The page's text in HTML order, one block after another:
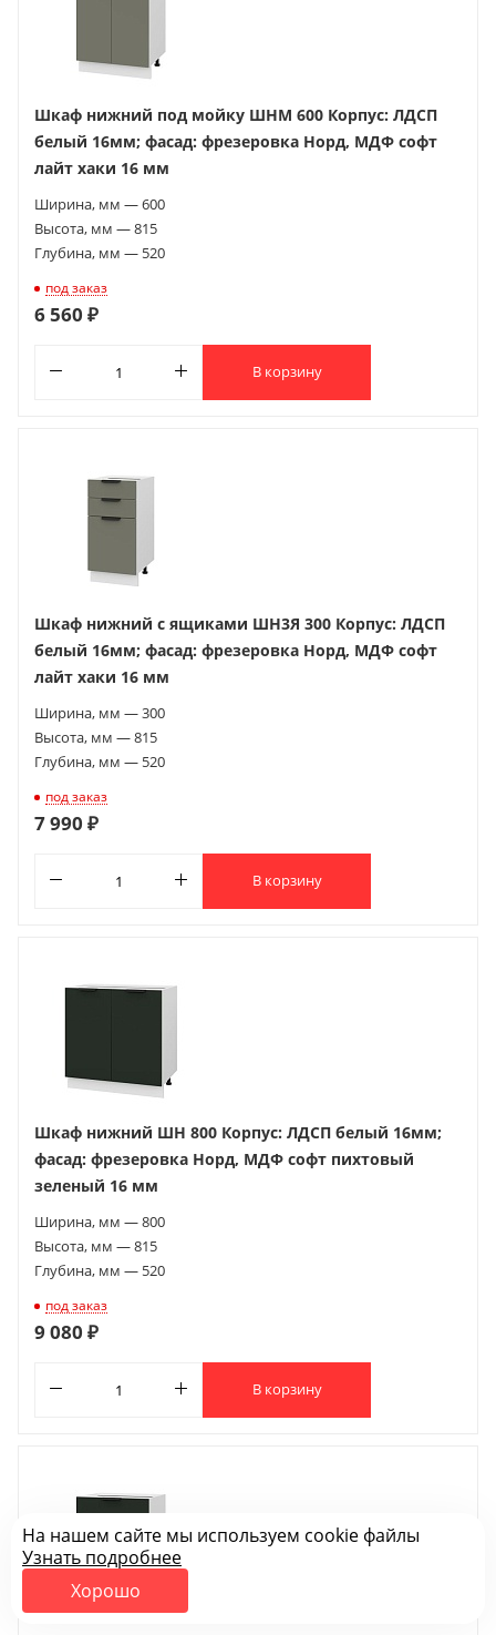
Шкаф нижний под мойку ШНМ 600 Корпус: ЛДСП
белый 16мм; фасад: фрезеровка Норд, МДФ софт
лайт хаки 16 мм
Ширина, мм — 600
Высота, мм — 815
Глубина, мм — 520
под заказ
6 560 ₽
В корзину
Шкаф нижний с ящиками ШН3Я 300 Корпус: ЛДСП
белый 16мм; фасад: фрезеровка Норд, МДФ софт
лайт хаки 16 мм
Ширина, мм — 300
Высота, мм — 815
Глубина, мм — 520
под заказ
7 990 ₽
В корзину
Шкаф нижний ШН 800 Корпус: ЛДСП белый 16мм;
фасад: фрезеровка Норд, МДФ софт пихтовый
зеленый 16 мм
Ширина, мм — 800
Высота, мм — 815
Глубина, мм — 520
под заказ
9 080 ₽
В корзину
На нашем сайте мы используем cookie файлы
Узнать подробнее
Хорошо